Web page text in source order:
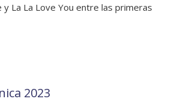
La La Love You entre las primeras
2023